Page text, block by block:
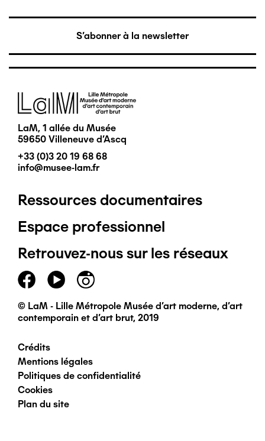
S'abonner à la newsletter
Image
LaM, 1 allée du Musée
59650 Villeneuve d'Ascq
+33 (0)3 20 19 68 68
info@musee-lam.fr
Pied
de
page
principal
Ressources documentaires
Espace professionnel
Retrouvez-nous sur les réseaux
© LaM - Lille Métropole Musée d'art moderne, d'art
contemporain et d'art brut, 2019
Pied
de
page
Crédits
Mentions légales
Politiques de confidentialité
Cookies
Plan du site